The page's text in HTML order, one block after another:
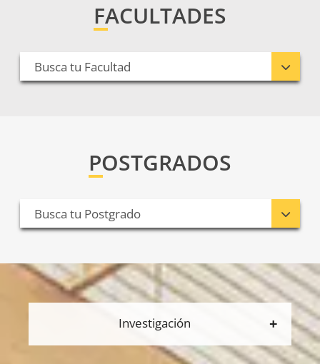
FACULTADES
Busca tu Facultad
POSTGRADOS
Busca tu Postgrado
Investigación